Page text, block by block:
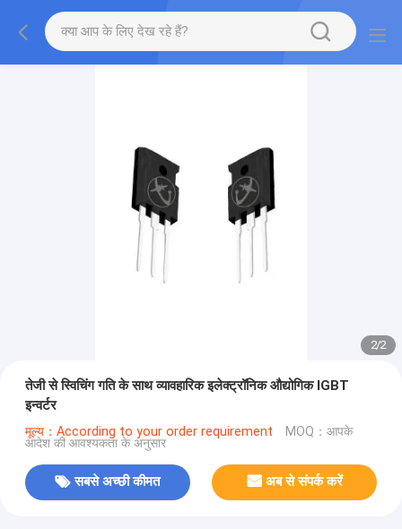
2/2
तेजी से स्विचिंग गति के साथ व्यावहारिक इलेक्ट्रॉनिक औद्योगिक IGBT
इन्वर्टर
मूल्य：According to your order requirement MOQ：आपके
आदेश की आवश्यकता के अनुसार
सबसे अच्छी कीमत अब से संपर्क करें